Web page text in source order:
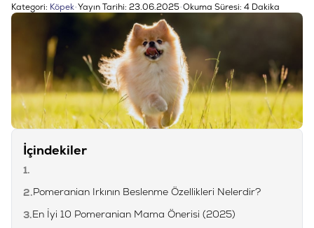
Kategori: Köpek•Yayın Tarihi: 23.06.2025•Okuma Süresi: 4 Dakika
İçindekiler
1.
2.Pomeranian Irkının Beslenme Özellikleri Nelerdir?
3.En İyi 10 Pomeranian Mama Önerisi (2025)